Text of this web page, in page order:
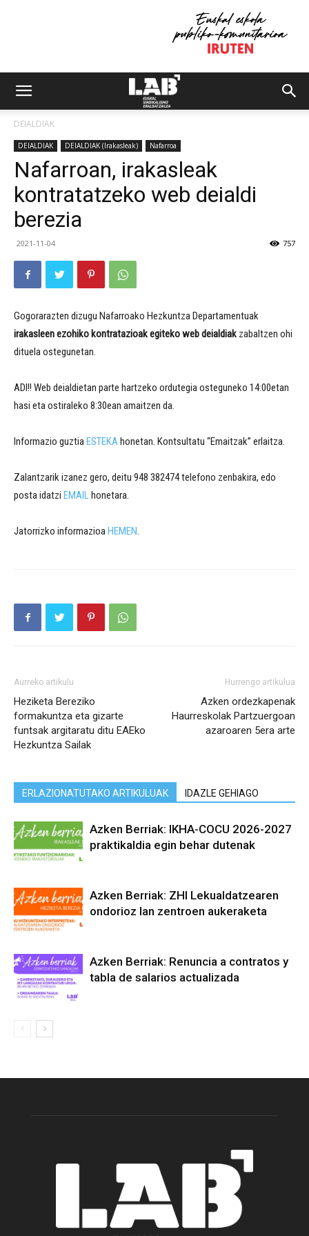
DEIALDIAK
DEIALDIAK DEIALDIAK (Irakasleak) Nafarroa
Nafarroan, irakasleak
kontratatzeko web deialdi
berezia
2021-11-04 757
Gogorarazten dizugu Nafarroako Hezkuntza Departamentuak
irakasleen ezohiko kontratazioak egiteko web deialdiak zabaltzen ohi
dituela ostegunetan.
ADI!! Web deialdietan parte hartzeko ordutegia osteguneko 14:00etan
hasi eta ostiraleko 8:30ean amaitzen da.
Informazio guztiaESTEKAhonetan. Kontsultatu “Emaitzak” erlaitza.
Zalantzarik izanez gero, deitu 948 382474 telefono zenbakira, edo
posta idatzi EMAILhonetara.
Jatorrizko informazioaHEMEN.
Aurreko artikulu
Heziketa Bereziko
formakuntza eta gizarte
funtsak argitaratu ditu EAEko
Hezkuntza Sailak
Hurrengo artikulua
Azken ordezkapenak
Haurreskolak Partzuergoan
azaroaren 5era arte
ERLAZIONATUTAKO ARTIKULUAK IDAZLE GEHIAGO
Azken Berriak: IKHA-COCU 2026-2027
praktikaldia egin behar dutenak
Azken Berriak: ZHI Lekualdatzearen
ondorioz lan zentroen aukeraketa
Azken Berriak: Renuncia a contratos y
tabla de salarios actualizada